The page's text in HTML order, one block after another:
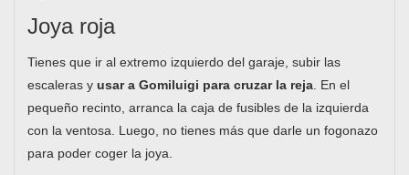
Joya roja
Tienes que ir al extremo izquierdo del garaje, subir las
escaleras y usar a Gomiluigi para cruzar la reja . En el
pequeño recinto, arranca la caja de fusibles de la izquierda
con la ventosa. Luego, no tienes más que darle un fogonazo
para poder coger la joya.